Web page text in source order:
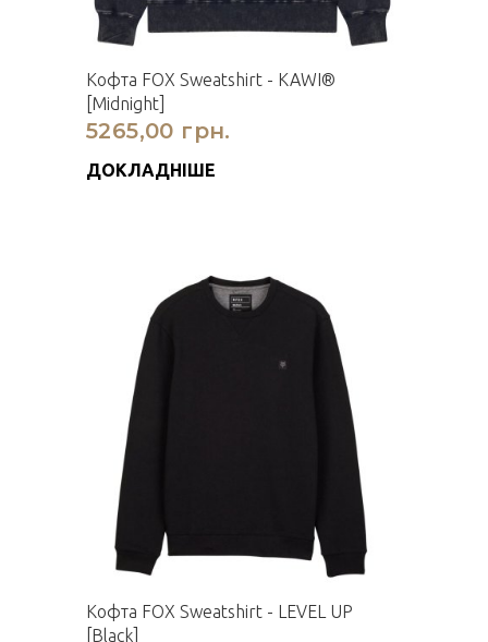
Кофта FOX Sweatshirt - KAWI®
[Midnight]
5265,00 грн.
ДОКЛАДНІШЕ
Кофта FOX Sweatshirt - LEVEL UP
[Black]